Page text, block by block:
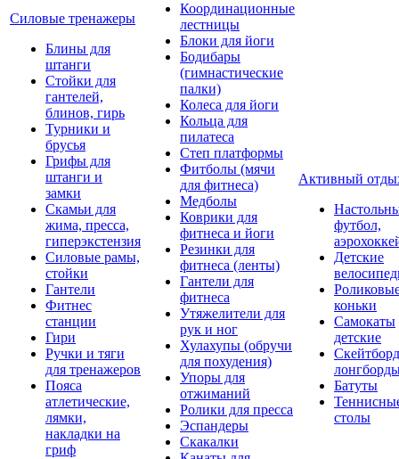
Силовые тренажеры
Блины для
штанги
Стойки для
гантелей,
блинов, гирь
Турники и
брусья
Грифы для
штанги и
замки
Скамьи для
жима, пресса,
гиперэкстензия
Силовые рамы,
стойки
Гантели
Фитнес
станции
Гири
Ручки и тяги
для тренажеров
Пояса
атлетические,
лямки,
накладки на
гриф
Координационные
лестницы
Блоки для йоги
Бодибары
(гимнастические
палки)
Колеса для йоги
Кольца для
пилатеса
Степ платформы
Фитболы (мячи
для фитнеса)
Медболы
Коврики для
фитнеса и йоги
Резинки для
фитнеса (ленты)
Гантели для
фитнеса
Утяжелители для
рук и ног
Хулахупы (обручи
для похудения)
Упоры для
отжиманий
Ролики для пресса
Эспандеры
Скакалки
Активный
футбол,
Детские
коньки
Самокаты
детские
Батуты
столы